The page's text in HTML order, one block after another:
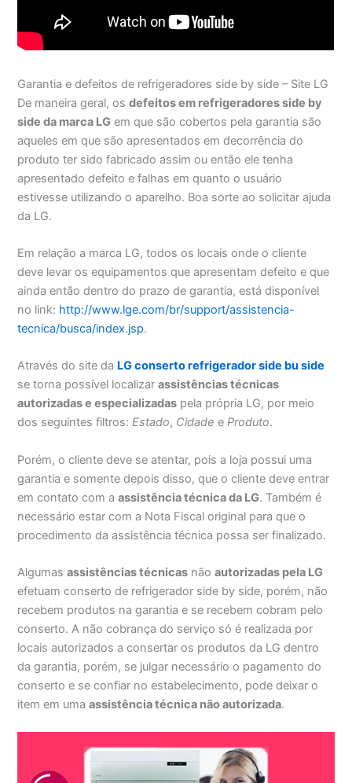
Garantia e defeitos de refrigeradores side by side – Site LG
De maneira geral, osdefeitos em refrigeradores side by
side da marca LG em que são cobertos pela garantia são
aqueles em que são apresentados em decorrência do
produto ter sido fabricado assim ou então ele tenha
apresentado defeito e falhas em quanto o usuário
estivesse utilizando o aparelho. Boa sorte ao solicitar ajuda
da LG.
Em relação a marca LG, todos os locais onde o cliente
deve levar os equipamentos que apresentam defeito e que
ainda então dentro do prazo de garantia, está disponível
no link: http://www.lge.com/br/support/assistencia-
tecnica/busca/index.jsp.
Através do site da LG conserto refrigerador side bu side
se torna possível localizarassistências técnicas
autorizadas e especializadas pela própria LG, por meio
dos seguintes filtros:Estado, Cidade eProduto.
Porém, o cliente deve se atentar, pois a loja possui uma
garantia e somente depois disso, que o cliente deve entrar
em contato com aassistência técnica da LG. Também é
necessário estar com a Nota Fiscal original para que o
procedimento da assistência técnica possa ser finalizado.
Algumasassistências técnicas nãoautorizadas pela LG
efetuam conserto de refrigerador side by side, porém, não
recebem produtos na garantia e se recebem cobram pelo
conserto. A não cobrança do serviço só é realizada por
locais autorizados a consertar os produtos da LG dentro
da garantia, porém, se julgar necessário o pagamento do
conserto e se confiar no estabelecimento, pode deixar o
item em umaassistência técnica não autorizada.